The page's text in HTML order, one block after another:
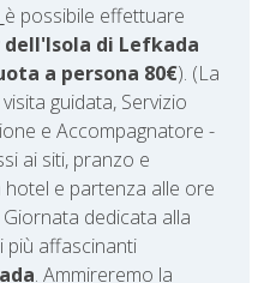
è possibile effettuare
dell'Isola di Lefkada
a persona 80€). (La
guidata, Servizio
e Accompagnatore -
ai siti, pranzo e
hotel e partenza alle ore
dedicata alla
più affascinanti
. Ammireremo la